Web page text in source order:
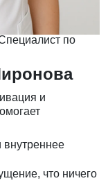
по
и
внутреннее
что ничего